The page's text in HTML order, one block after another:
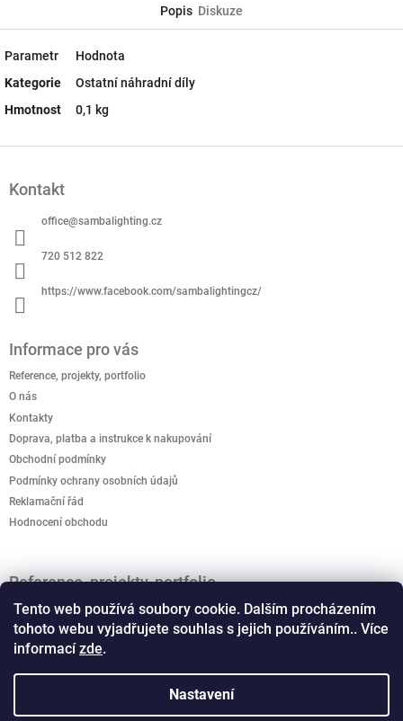
Tento web používá soubory cookie. Dalším procházením
tohoto webu vyjadřujete souhlas s jejich používáním.. Více
informacízde.
Nastavení
Popis Diskuze
Parametr
Hodnota
Kategorie
Ostatní náhradní díly
Hmotnost
0,1 kg
Kontakt
office@sambalighting.cz
720 512 822
https://www.facebook.com/sambalightingcz/
Informace pro vás
Reference, projekty, portfolio
O nás
Kontakty
Doprava, platba a instrukce k nakupování
Obchodní podmínky
Podmínky ochrany osobních údajů
Reklamační řád
Hodnocení obchodu
Reference, projekty, portfolio
Jak podpořit kreativitu? Kreativo domeček je připravený
rozvíjet dětskou představivost.
Vánoční světelné dekorace, motivy
Co musíte vědet o osvětlení - schemata a typy LED